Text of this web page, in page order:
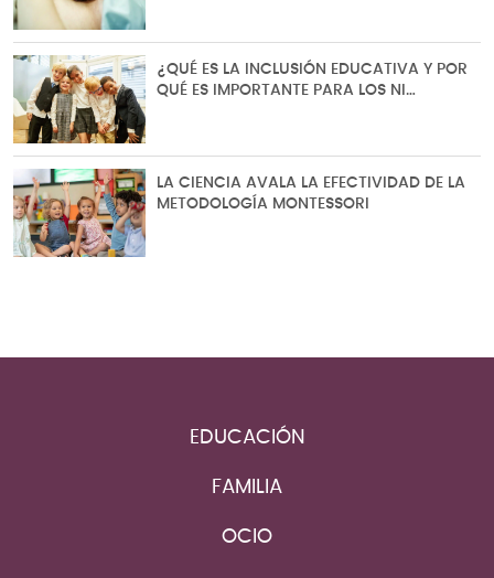
¿QUÉ ES LA INCLUSIÓN EDUCATIVA Y POR
QUÉ ES IMPORTANTE PARA LOS NI…
LA CIENCIA AVALA LA EFECTIVIDAD DE LA
METODOLOGÍA MONTESSORI
EDUCACIÓN
FAMILIA
OCIO